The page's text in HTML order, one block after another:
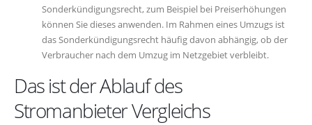
Sonderkündigungsrecht, zum Beispiel bei Preiserhöhungen
können Sie dieses anwenden. Im Rahmen eines Umzugs ist
das Sonderkündigungsrecht häufig davon abhängig, ob der
Verbraucher nach dem Umzug im Netzgebiet verbleibt.
Das ist der Ablauf des
Stromanbieter Vergleichs